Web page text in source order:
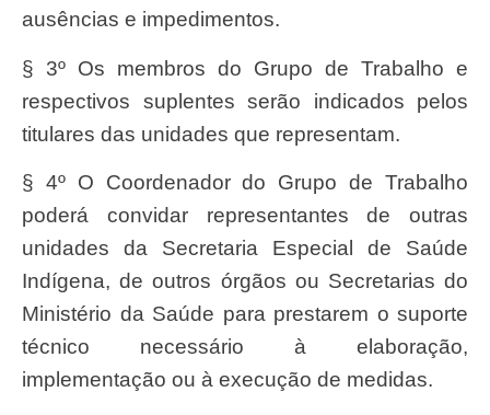
ausências e impedimentos.
§ 3º Os membros do Grupo de Trabalho e
respectivos suplentes serão indicados pelos
titulares das unidades que representam.
§ 4º O Coordenador do Grupo de Trabalho
poderá convidar representantes de outras
unidades da Secretaria Especial de Saúde
Indígena, de outros órgãos ou Secretarias do
Ministério da Saúde para prestarem o suporte
técnico necessário à elaboração,
implementação ou à execução de medidas.